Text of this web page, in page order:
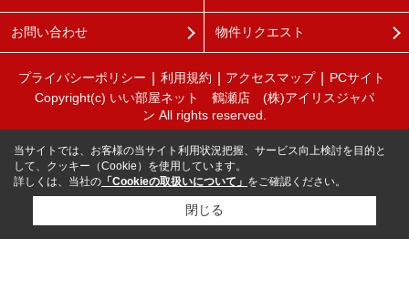
お問い合わせ 物件リクエスト
プライバシーポリシー 利用規約 アクセスマップ
PCサイト
Copyright(c) いい部屋ネット 鶴瀬店 (株)アイリスジャパ
ン All rights reserved.
当サイトでは、お客様の当サイト利用状況把握、サービス向上検討を目的と
して、クッキー（Cookie）を使用しています。
詳しくは、当社の 「Cookieの取扱いについて」 をご確認ください。
閉じる